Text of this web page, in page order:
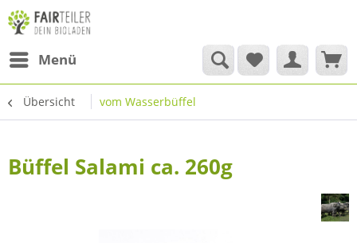
Menü
Übersicht vom Wasserbüffel
Büffel Salami ca. 260g